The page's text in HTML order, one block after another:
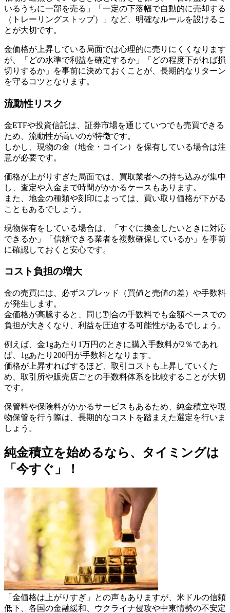
いるうちに一部を売る」「一定の下落幅で自動的に売却する
（トレーリングストップ）」など、明確なルールを設けるこ
とが大切です。
金価格が上昇している局面では心理的に売りにくくなります
が、「どの水準で利益を確定するか」「どの程度下がれば損
切りするか」を事前に決めておくことが、長期的なリターン
を守るコツとなります。
流動性リスク
金ETFや投資信託は、証券市場を通じていつでも売買できる
ため、流動性が高いのが特徴です。
しかし、現物の金（地金・コイン）を保有している場合は注
意が必要です。
価格が上がりすぎた局面では、買取業者への持ち込みが集中
し、査定や入金まで時間がかかるケースもあります。
また、地金の種類や刻印によっては、買い取り価格が下がる
こともあるでしょう。
現物保有をしている場合は、「すぐに換金したいときに対応
できるか」「信頼できる業者を複数確保しているか」を事前
に確認しておくと安心です。
コスト負担の増大
金の売買には、必ずスプレッド（買値と売値の差）や手数料
が発生します。
金価格が高騰すると、同じ割合の手数料でも金額ベースでの
負担が大きくなり、利益を圧迫する可能性があるでしょう。
例えば、金1gあたり1万円のときに購入手数料が2％であれ
ば、1gあたり200円が手数料となります。
価格が上昇すればするほど、取引コストも上昇していくた
め、取引所や販売店ごとの手数料体系を比較することが大切
です。
保管料や保険料がかかるサービスもあるため、純金積立や現
物保管を行う際は、長期的なコストを踏まえた選定を行いま
しょう。
純金積立を始めるなら、タイミングは
「今すぐ」！
「金価格は上がりすぎ」との声もありますが、米ドルの信頼
低下、各国の金融緩和、ウクライナ侵攻や中東情勢の不安定